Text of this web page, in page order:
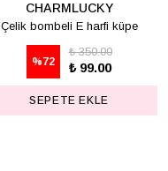
CHARMLUCKY
Çelik bombeli E harfi küpe
%72
₺ 350.00
₺ 99.00
SEPETE EKLE